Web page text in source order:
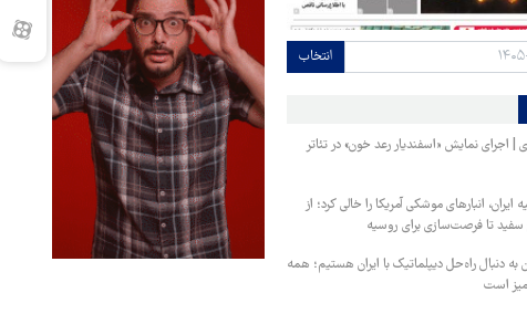
انتخاب
اجرای نمایش «اسفندیار رعد خون» در تئاتر
ایران، انبارهای موشکی آمریکا را خالی کرد؛ از
تا فرصت‌سازی برای روسیه
دنبال راه‌حل دیپلماتیک با ایران هستیم؛ همه
است